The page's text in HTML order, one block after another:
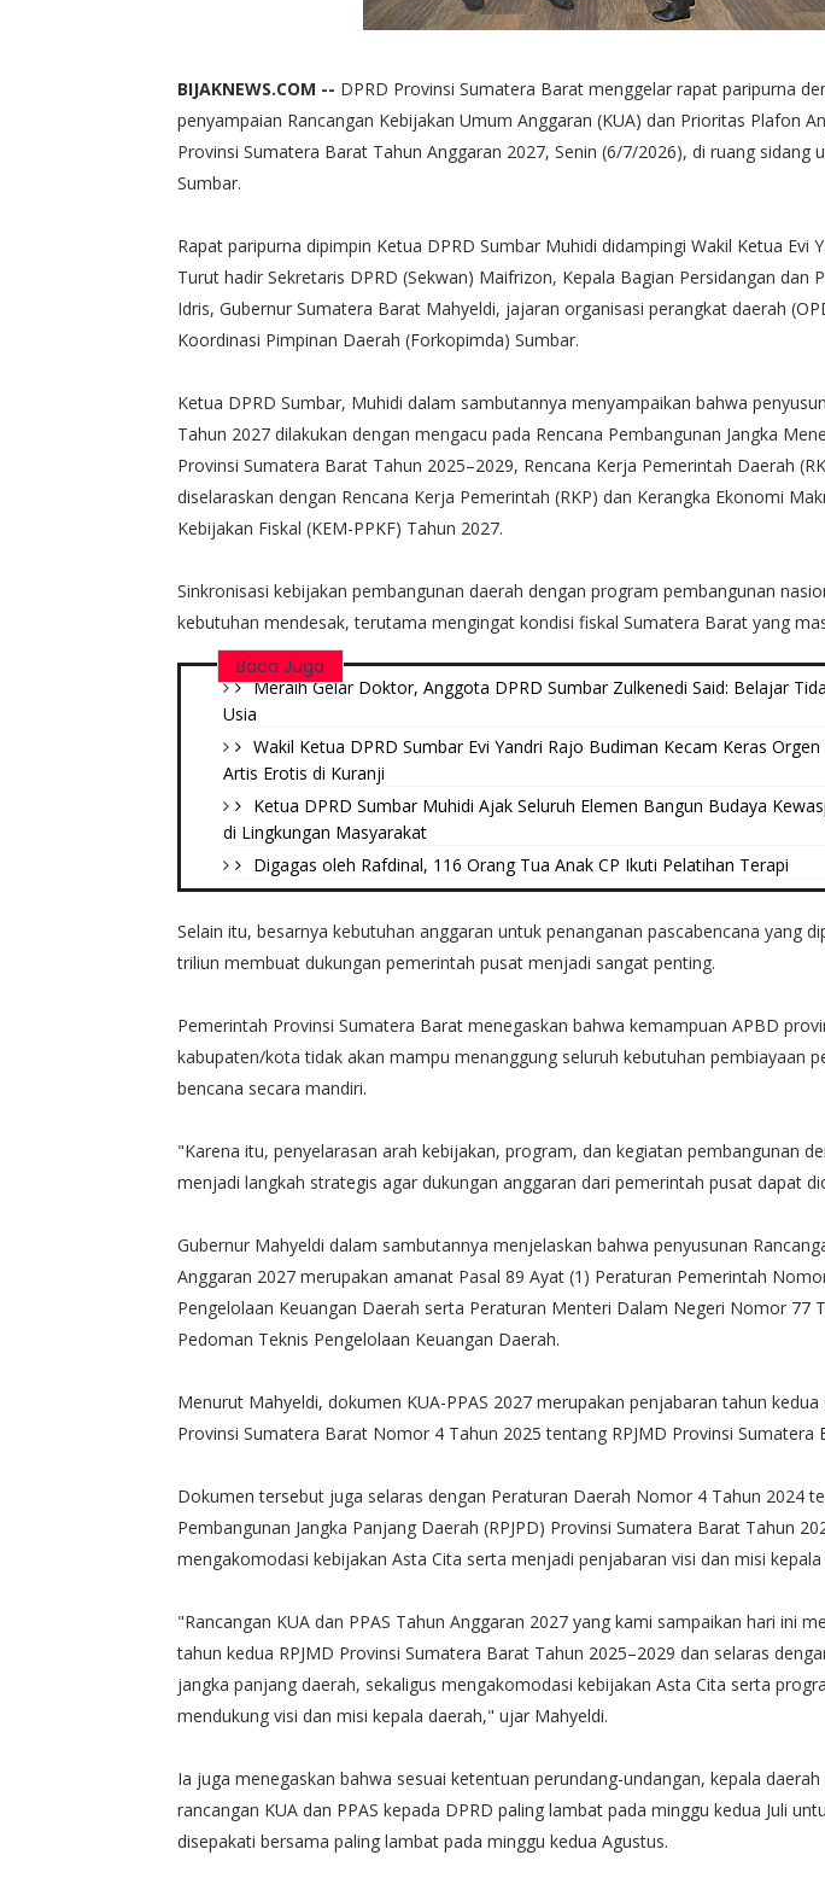
BIJAKNEWS.COM -- DPRD Provinsi Sumatera Barat menggelar rapat paripurna
penyampaian Rancangan Kebijakan Umum Anggaran (KUA) dan Prioritas Plafon
Provinsi Sumatera Barat Tahun Anggaran 2027, Senin (6/7/2026), di ruang sidang
Sumbar.
Rapat paripurna dipimpin Ketua DPRD Sumbar Muhidi didampingi Wakil Ketua Evi
Turut hadir Sekretaris DPRD (Sekwan) Maifrizon, Kepala Bagian Persidangan dan
Idris, Gubernur Sumatera Barat Mahyeldi, jajaran organisasi perangkat daerah
Koordinasi Pimpinan Daerah (Forkopimda) Sumbar.
Ketua DPRD Sumbar, Muhidi dalam sambutannya menyampaikan bahwa
Tahun 2027 dilakukan dengan mengacu pada Rencana Pembangunan Jangka
Provinsi Sumatera Barat Tahun 2025–2029, Rencana Kerja Pemerintah Daerah
diselaraskan dengan Rencana Kerja Pemerintah (RKP) dan Kerangka Ekonomi
Kebijakan Fiskal (KEM-PPKF) Tahun 2027.
Sinkronisasi kebijakan pembangunan daerah dengan program pembangunan
kebutuhan mendesak, terutama mengingat kondisi fiskal Sumatera Barat yang
Baca Juga
Meraih Gelar Doktor, Anggota DPRD Sumbar Zulkenedi Said: Belajar
Usia
Wakil Ketua DPRD Sumbar Evi Yandri Rajo Budiman Kecam Keras
Artis Erotis di Kuranji
Ketua DPRD Sumbar Muhidi Ajak Seluruh Elemen Bangun Budaya
di Lingkungan Masyarakat
Digagas oleh Rafdinal, 116 Orang Tua Anak CP Ikuti Pelatihan Terapi
Selain itu, besarnya kebutuhan anggaran untuk penanganan pascabencana yang
triliun membuat dukungan pemerintah pusat menjadi sangat penting.
Pemerintah Provinsi Sumatera Barat menegaskan bahwa kemampuan APBD
kabupaten/kota tidak akan mampu menanggung seluruh kebutuhan pembiayaan
bencana secara mandiri.
"Karena itu, penyelarasan arah kebijakan, program, dan kegiatan pembangunan
menjadi langkah strategis agar dukungan anggaran dari pemerintah pusat dapat
Gubernur Mahyeldi dalam sambutannya menjelaskan bahwa penyusunan
Anggaran 2027 merupakan amanat Pasal 89 Ayat (1) Peraturan Pemerintah
Pengelolaan Keuangan Daerah serta Peraturan Menteri Dalam Negeri Nomor 77
Pedoman Teknis Pengelolaan Keuangan Daerah.
Menurut Mahyeldi, dokumen KUA-PPAS 2027 merupakan penjabaran tahun
Provinsi Sumatera Barat Nomor 4 Tahun 2025 tentang RPJMD Provinsi Sumatera
Dokumen tersebut juga selaras dengan Peraturan Daerah Nomor 4 Tahun 2024
Pembangunan Jangka Panjang Daerah (RPJPD) Provinsi Sumatera Barat Tahun
mengakomodasi kebijakan Asta Cita serta menjadi penjabaran visi dan misi kepala
"Rancangan KUA dan PPAS Tahun Anggaran 2027 yang kami sampaikan hari ini
tahun kedua RPJMD Provinsi Sumatera Barat Tahun 2025–2029 dan selaras
jangka panjang daerah, sekaligus mengakomodasi kebijakan Asta Cita serta
mendukung visi dan misi kepala daerah," ujar Mahyeldi.
Ia juga menegaskan bahwa sesuai ketentuan perundang-undangan, kepala
rancangan KUA dan PPAS kepada DPRD paling lambat pada minggu kedua Juli
disepakati bersama paling lambat pada minggu kedua Agustus.